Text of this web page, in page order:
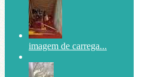
imagem de carrega...